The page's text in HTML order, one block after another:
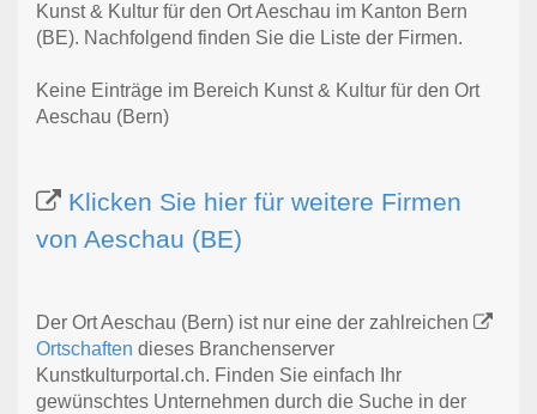
Kunst & Kultur für den Ort Aeschau im Kanton Bern
(BE). Nachfolgend finden Sie die Liste der Firmen.
Keine Einträge im Bereich Kunst & Kultur für den Ort
Aeschau (Bern)
Klicken Sie hier für weitere Firmen
von Aeschau (BE)
Der Ort Aeschau (Bern) ist nur eine der zahlreichen
Ortschaften dieses Branchenserver
Kunstkulturportal.ch. Finden Sie einfach Ihr
gewünschtes Unternehmen durch die Suche in der